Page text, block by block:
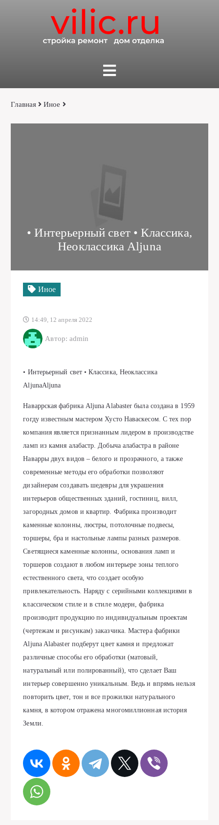
Главная Иное
• Интерьерный свет • Классика,
Неоклассика Aljuna
Иное
14:49, 12 апреля 2022
Автор: admin
• Интерьерный свет • Классика, Неоклассика
AljunaAljuna
Наваррская фабрика Aljuna Alabaster была создана в 1959
гогду известным мастером Хусто Наваскесом. С тех пор
компания является признанным лидером в производстве
ламп из камня алабастр. Добыча алабастра в районе
Наварры двух видов – белого и прозрачного, а также
современные методы его обработки позволяют
дизайнерам создавать шедевры для украшения
интерьеров общественных зданий, гостиниц, вилл,
загородных домов и квартир. Фабрика производит
каменные колонны, люстры, потолочные подвесы,
торшеры, бра и настольные лампы разных размеров.
Светящиеся каменные колонны, основания ламп и
торшеров создают в любом интерьере зоны теплого
естественного света, что создает особую
привлекательность. Наряду с серийными коллекциями в
классическом стиле и в стиле модерн, фабрика
производит продукцию по индивидуальным проектам
(чертежам и рисункам) заказчика. Мастера фабрики
Aljuna Alabaster подберут цвет камня и предложат
различные способы его обработки (матовый,
натуральный или полированный), что сделает Ваш
интерьер совершенно уникальным. Ведь и впрямь нельзя
повторить цвет, тон и все прожилки натурального
камня, в котором отражена многомиллионная история
Земли.